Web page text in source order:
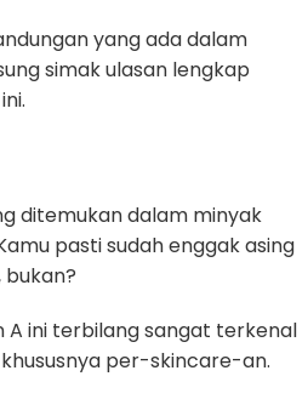
yang ada dalam
simak ulasan lengkap
ditemukan dalam minyak
pasti sudah enggak asing
bukan?
A ini terbilang sangat terkenal
per-skincare-an.